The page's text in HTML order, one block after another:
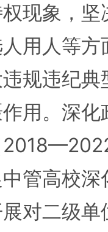
现象，
用人等
规违纪
用。深
管高校
对二级